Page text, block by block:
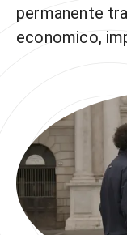
permanente
economico,